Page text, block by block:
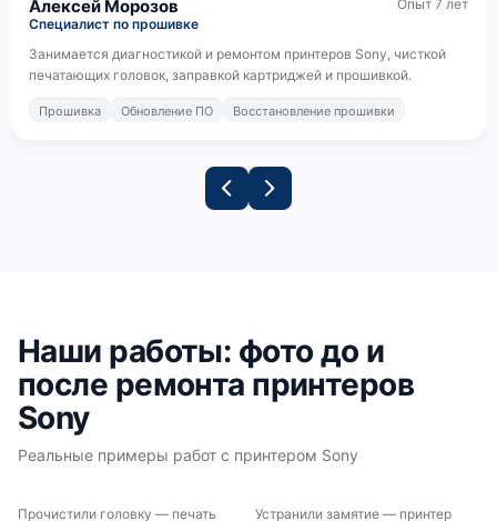
Алексей Морозов
Специалист по прошивке
Опыт 7 лет
Занимается диагностикой и ремонтом принтеров Sony, чисткой
печатающих головок, заправкой картриджей и прошивкой.
Прошивка Обновление ПО Восстановление прошивки
Наши работы: фото до и
после ремонта принтеров
Sony
Реальные примеры работ с принтером Sony
ДО ПОСЛЕ
Прочистили головку — печать ДО ПОСЛЕ
Устранили замятие — принтер